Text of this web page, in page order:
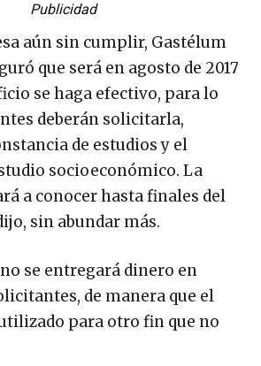
Publicidad
aún sin cumplir, Gastélum
que será en agosto de 2017
se haga efectivo, para lo
deberán solicitarla,
de estudios y el
socioeconómico. La
a conocer hasta finales del
sin abundar más.
se entregará dinero en
de manera que el
para otro fin que no